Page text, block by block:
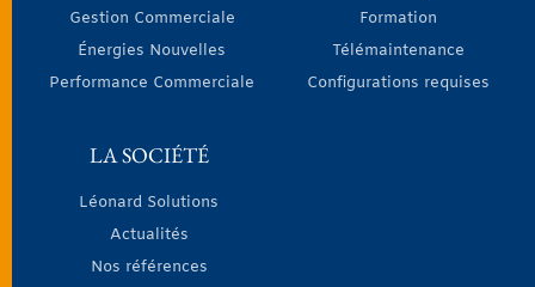
Gestion Commerciale
Énergies Nouvelles
Performance Commerciale
Formation
Télémaintenance
Configurations requises
LA SOCIÉTÉ
Léonard Solutions
Actualités
Nos références